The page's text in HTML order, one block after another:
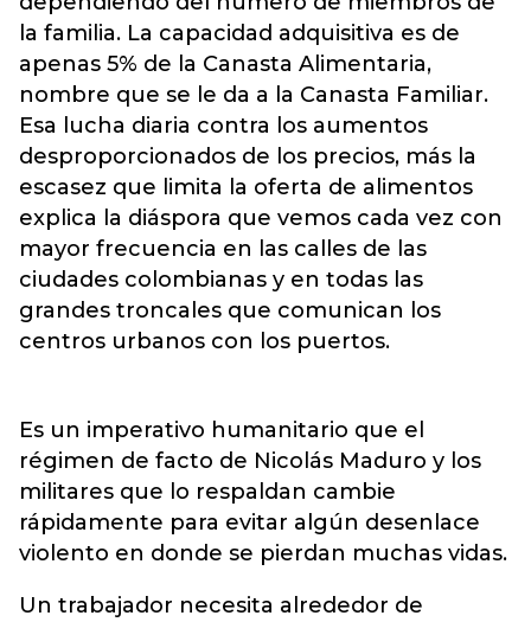
la familia. La capacidad adquisitiva es de
apenas 5% de la Canasta Alimentaria,
nombre que se le da a la Canasta Familiar.
Esa lucha diaria contra los aumentos
desproporcionados de los precios, más la
escasez que limita la oferta de alimentos
explica la diáspora que vemos cada vez con
mayor frecuencia en las calles de las
ciudades colombianas y en todas las
grandes troncales que comunican los
centros urbanos con los puertos.
Es un imperativo humanitario que el
régimen de facto de Nicolás Maduro y los
militares que lo respaldan cambie
rápidamente para evitar algún desenlace
violento en donde se pierdan muchas vidas.
Un trabajador necesita alrededor de